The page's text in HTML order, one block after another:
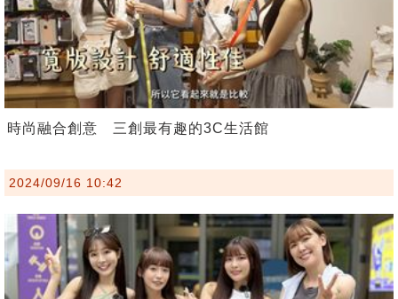
時尚融合創意 三創最有趣的3C生活館
2024/09/16 10:42